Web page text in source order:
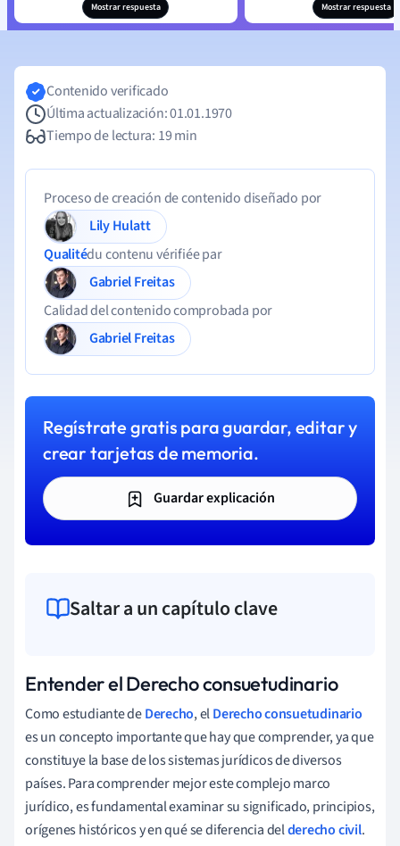
Mostrar respuesta Mostrar respuesta
Contenido verificado
Última actualización: 01.01.1970
Tiempo de lectura: 19 min
Proceso de creación de contenido diseñado por
Lily Hulatt
Qualitédu contenu vérifiée par
Gabriel Freitas
Calidad del contenido comprobada por
Gabriel Freitas
Regístrate gratis para guardar, editar y
crear tarjetas de memoria.
Guardar explicación
Saltar a un capítulo clave
Entender el Derecho consuetudinario
Como estudiante deDerecho, elDerecho consuetudinario
es un concepto importante que hay que comprender, ya que
constituye la base de los sistemas jurídicos de diversos
países. Para comprender mejor este complejo marco
jurídico, es fundamental examinar su significado, principios,
orígenes históricos y en qué se diferencia delderecho civil.